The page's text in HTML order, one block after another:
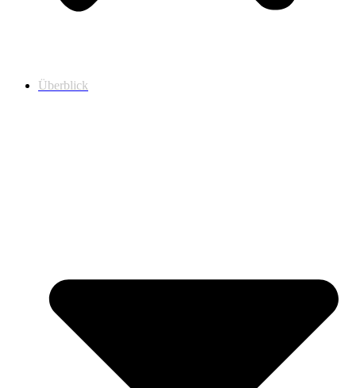
Überblick